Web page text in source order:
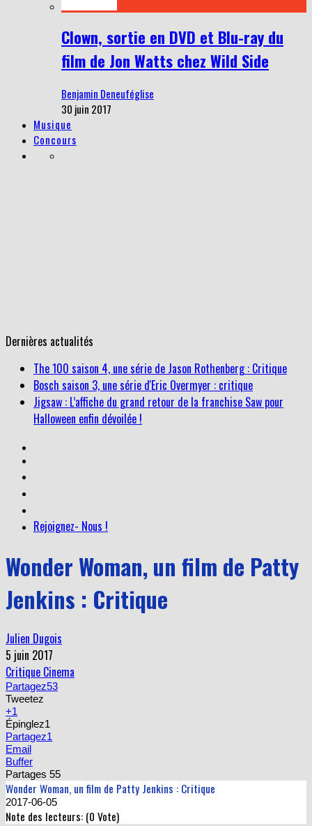
Clown, sortie en DVD et Blu-ray du
film de Jon Watts chez Wild Side
Benjamin Deneuféglise
30 juin 2017
Musique
Concours
Dernières actualités
The 100 saison 4, une série de Jason Rothenberg : Critique
Bosch saison 3, une série d'Eric Overmyer : critique
Jigsaw : L’affiche du grand retour de la franchise Saw pour
Halloween enfin dévoilée !
Wonder Woman, un film de Patty
Jenkins : Critique
Julien Dugois
5 juin 2017
Critique Cinema
Partagez
Tweetez
+1
Épinglez1
Partagez
Email
Buffer
Partages55
Wonder Woman, un film de Patty Jenkins : Critique
2017-06-05